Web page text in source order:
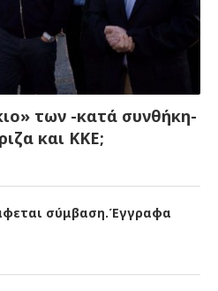
των -κατά συνθήκη-
και ΚΚΕ;
σύμβαση.Έγγραφα